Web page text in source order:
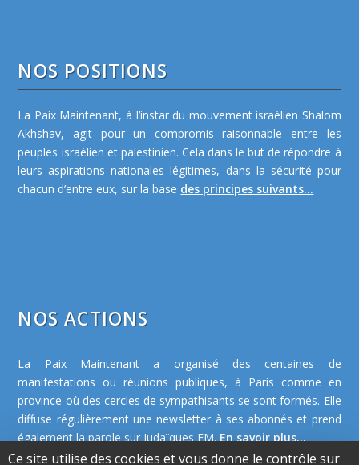
NOS POSITIONS
La Paix Maintenant, à l’instar du mouvement israélien Shalom
Akhshav, agit pour un compromis raisonnable entre les
peuples israélien et palestinien. Cela dans le but de répondre à
leurs aspirations nationales légitimes, dans la sécurité pour
chacun d’entre eux, sur la base des principes suivants...
NOS ACTIONS
La Paix Maintenant a organisé des centaines de
manifestations ou réunions publiques, à Paris comme en
province où des cercles de sympathisants se sont formés. Elle
diffuse régulièrement une newsletter à ses abonnés et prend
également la parole sur Judaïques FM. En savoir plus...
Ce site utilise des cookies et vous donne le contrôle sur